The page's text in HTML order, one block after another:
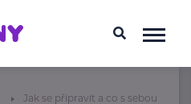
Jak se připravit a co s sebou